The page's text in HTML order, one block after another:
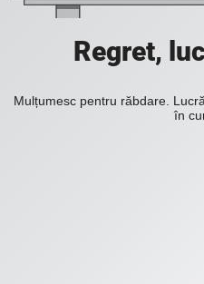
Regret,
Mulțumesc pentru răbdare.
în